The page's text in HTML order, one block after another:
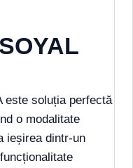
este soluția perfectă
o modalitate
ieșirea dintr-un